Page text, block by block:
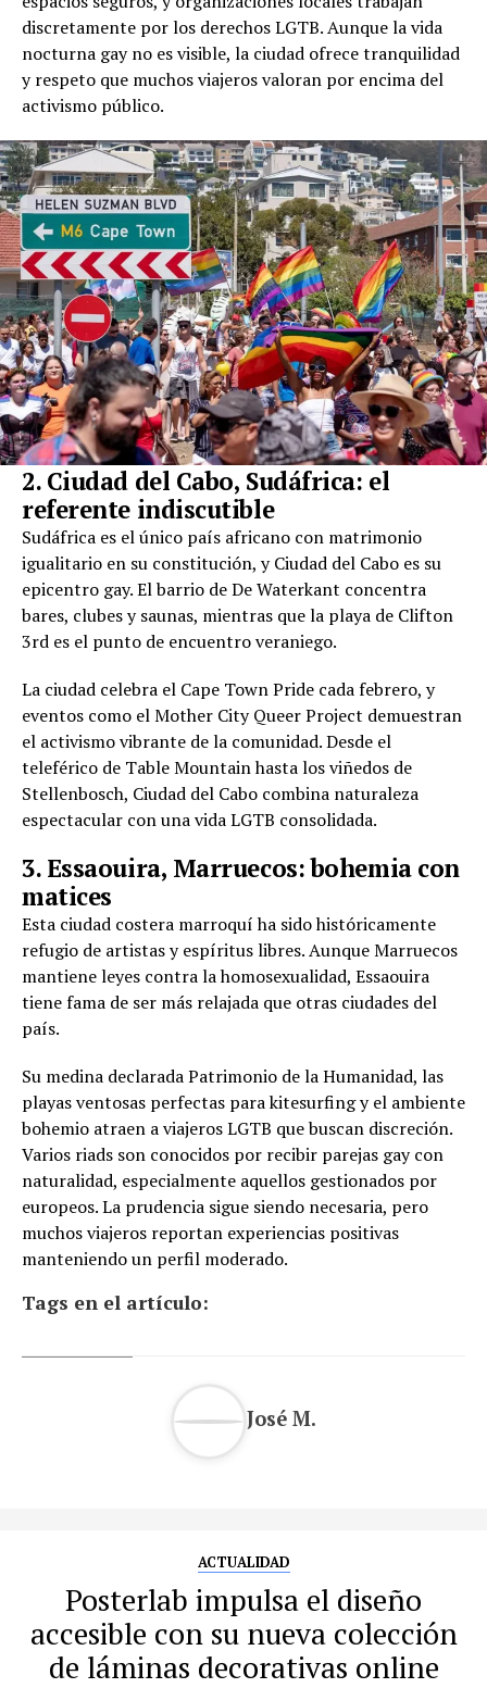
discretamente por los derechos LGTB. Aunque la vida
nocturna gay no es visible, la ciudad ofrece tranquilidad
y respeto que muchos viajeros valoran por encima del
activismo público.
2. Ciudad del Cabo, Sudáfrica: el
referente indiscutible
Sudáfrica es el único país africano con matrimonio
igualitario en su constitución, y Ciudad del Cabo es su
epicentro gay. El barrio de De Waterkant concentra
bares, clubes y saunas, mientras que la playa de Clifton
3rd es el punto de encuentro veraniego.
La ciudad celebra el Cape Town Pride cada febrero, y
eventos como el Mother City Queer Project demuestran
el activismo vibrante de la comunidad. Desde el
teleférico de Table Mountain hasta los viñedos de
Stellenbosch, Ciudad del Cabo combina naturaleza
espectacular con una vida LGTB consolidada.
3. Essaouira, Marruecos: bohemia con
matices
Esta ciudad costera marroquí ha sido históricamente
refugio de artistas y espíritus libres. Aunque Marruecos
mantiene leyes contra la homosexualidad, Essaouira
tiene fama de ser más relajada que otras ciudades del
país.
Su medina declarada Patrimonio de la Humanidad, las
playas ventosas perfectas para kitesurfing y el ambiente
bohemio atraen a viajeros LGTB que buscan discreción.
Varios riads son conocidos por recibir parejas gay con
naturalidad, especialmente aquellos gestionados por
europeos. La prudencia sigue siendo necesaria, pero
muchos viajeros reportan experiencias positivas
manteniendo un perfil moderado.
Tags en el artículo:
José M.
ACTUALIDAD
Posterlab impulsa el diseño
accesible con su nueva colección
de láminas decorativas online